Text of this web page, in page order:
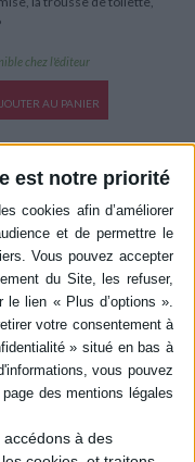
est notre priorité
à des
chez l'éditeur
AU PANIER
à compter avec les
à compter grâce à des
repositionnables, à
illustrées. ©Electre
chez l'éditeur
AU PANIER